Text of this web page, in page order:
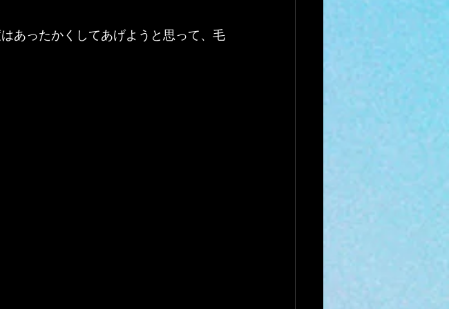
あったかくしてあげようと思って、毛